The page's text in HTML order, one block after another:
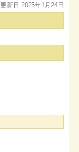
更新日:2025年1月24日